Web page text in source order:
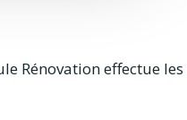
Rénovation effectue les